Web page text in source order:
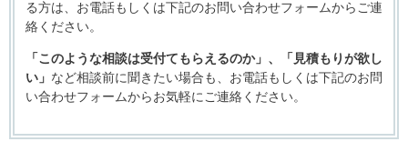
る方は、お電話もしくは下記のお問い合わせフォームからご連
絡ください。
「このような相談は受付てもらえるのか」、「見積もりが欲し
い」 など相談前に聞きたい場合も、お電話もしくは下記のお問
い合わせフォームからお気軽にご連絡ください。